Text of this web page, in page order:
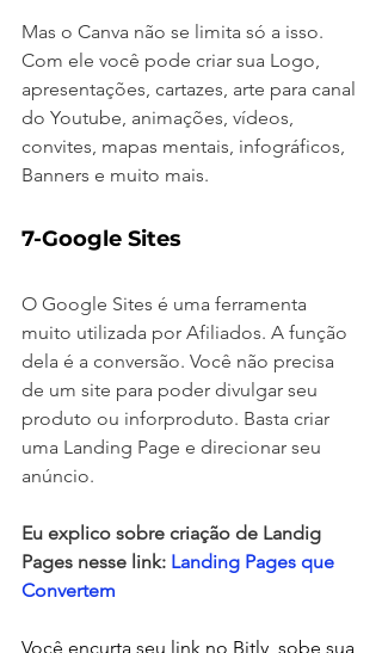
Mas o Canva não se limita só a isso.
Com ele você pode criar sua Logo,
apresentações, cartazes, arte para canal
do Youtube, animações, vídeos,
convites, mapas mentais, infográficos,
Banners e muito mais.
7-Google Sites
O Google Sites é uma ferramenta
muito utilizada por Afiliados. A função
dela é a conversão. Você não precisa
de um site para poder divulgar seu
produto ou inforproduto. Basta criar
uma Landing Page e direcionar seu
anúncio.
Eu explico sobre criação de Landig
Pages nesse link: Landing Pages que
Convertem
Você encurta seu link no Bitly, sobe sua